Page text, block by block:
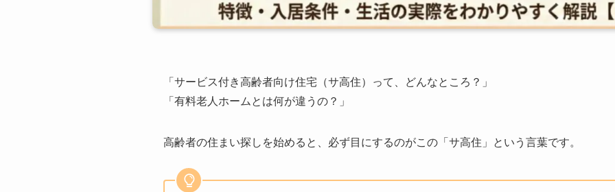
「サービス付き高齢者向け住宅（サ高住）って、どんなところ？」
「有料老人ホームとは何が違うの？」
高齢者の住まい探しを始めると、必ず目にするのがこの「サ高住」という言葉です。